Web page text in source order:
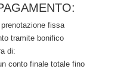
fissa
tramite bonifico
di:
conto finale totale fino